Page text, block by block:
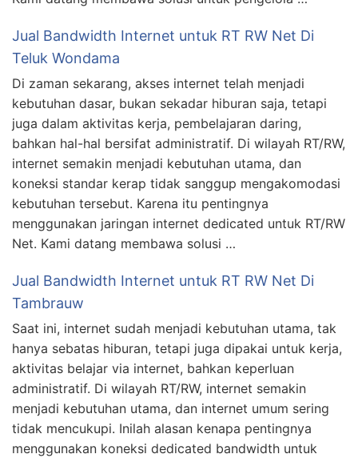
Jual Bandwidth Internet untuk RT RW Net Di
Teluk Wondama
Di zaman sekarang, akses internet telah menjadi
kebutuhan dasar, bukan sekadar hiburan saja, tetapi
juga dalam aktivitas kerja, pembelajaran daring,
bahkan hal-hal bersifat administratif. Di wilayah RT/RW,
internet semakin menjadi kebutuhan utama, dan
koneksi standar kerap tidak sanggup mengakomodasi
kebutuhan tersebut. Karena itu pentingnya
menggunakan jaringan internet dedicated untuk RT/RW
Net. Kami datang membawa solusi …
Jual Bandwidth Internet untuk RT RW Net Di
Tambrauw
Saat ini, internet sudah menjadi kebutuhan utama, tak
hanya sebatas hiburan, tetapi juga dipakai untuk kerja,
aktivitas belajar via internet, bahkan keperluan
administratif. Di wilayah RT/RW, internet semakin
menjadi kebutuhan utama, dan internet umum sering
tidak mencukupi. Inilah alasan kenapa pentingnya
menggunakan koneksi dedicated bandwidth untuk